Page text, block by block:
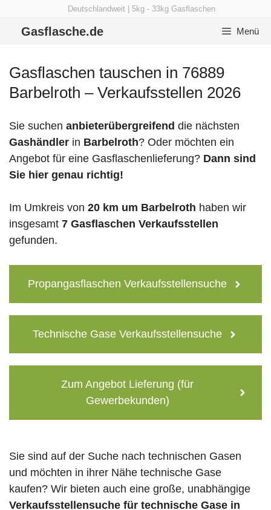
Deutschlandweit | 5kg - 33kg Gasflaschen
Gasflasche.de Menü
Gasflaschen tauschen in 76889
Barbelroth – Verkaufsstellen 2026
Sie suchen anbieterübergreifend die nächsten
Gashändler in Barbelroth? Oder möchten ein
Angebot für eine Gasflaschenlieferung? Dann sind
Sie hier genau richtig!
Im Umkreis von 20 km um Barbelroth haben wir
insgesamt 7 Gasflaschen Verkaufsstellen
gefunden.
Propangasflaschen Verkaufsstellensuche
Technische Gase Verkaufsstellensuche
Zum Angebot Lieferung (für
Gewerbekunden)
Sie sind auf der Suche nach technischen Gasen
und möchten in ihrer Nähe technische Gase
kaufen? Wir bieten auch eine große, unabhängige
Verkaufsstellensuche für technische Gase in